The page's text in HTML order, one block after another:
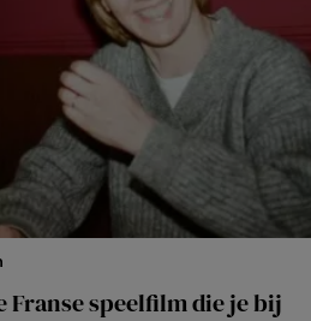
Franse speelfilm die je bij